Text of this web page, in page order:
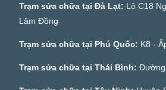
Trạm sửa chữa tại Đà Lạt: Lô C18
Lâm Đồng
Trạm sửa chữa tại Phú Quốc: K8 -
Trạm sửa chữa tại Thái Bình: Đường